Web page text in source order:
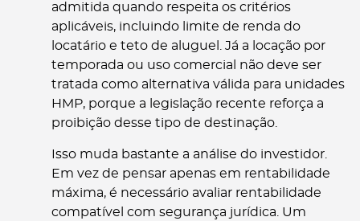
admitida quando respeita os critérios
aplicáveis, incluindo limite de renda do
locatário e teto de aluguel. Já a locação por
temporada ou uso comercial não deve ser
tratada como alternativa válida para unidades
HMP, porque a legislação recente reforça a
proibição desse tipo de destinação.
Isso muda bastante a análise do investidor.
Em vez de pensar apenas em rentabilidade
máxima, é necessário avaliar rentabilidade
compatível com segurança jurídica. Um